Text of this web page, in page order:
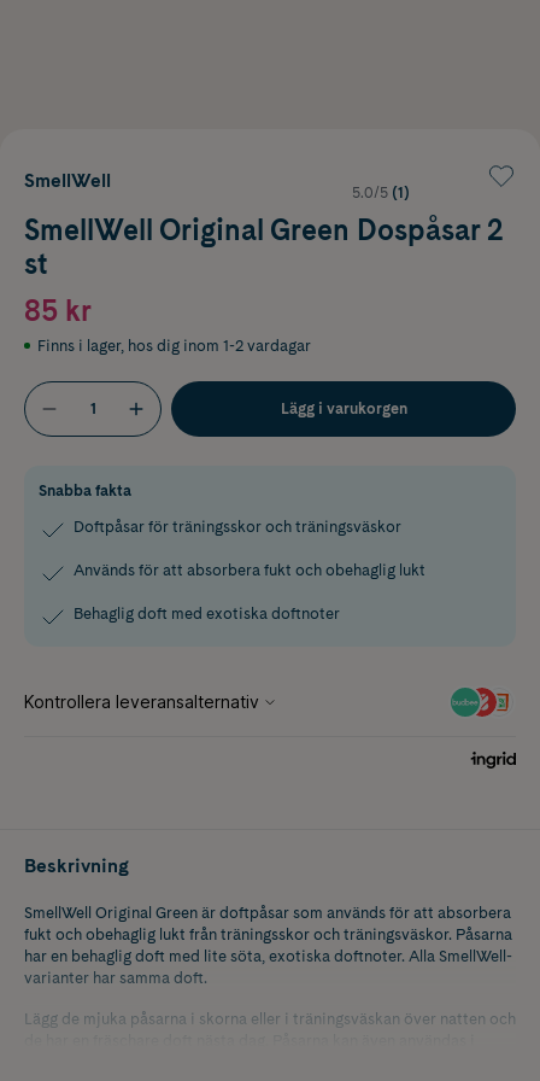
SmellWell
5.0/5 (1)
SmellWell Original Green Dospåsar 2
st
85 kr
Finns i lager, hos dig inom 1-2 vardagar
Lägg i varukorgen
Snabba fakta
Doftpåsar för träningsskor och träningsväskor
Används för att absorbera fukt och obehaglig lukt
Behaglig doft med exotiska doftnoter
Beskrivning
SmellWell Original Green är doftpåsar som används för att absorbera
fukt och obehaglig lukt från träningsskor och träningsväskor. Påsarna
har en behaglig doft med lite söta, exotiska doftnoter. Alla SmellWell-
varianter har samma doft.
Lägg de mjuka påsarna i skorna eller i träningsväskan över natten och